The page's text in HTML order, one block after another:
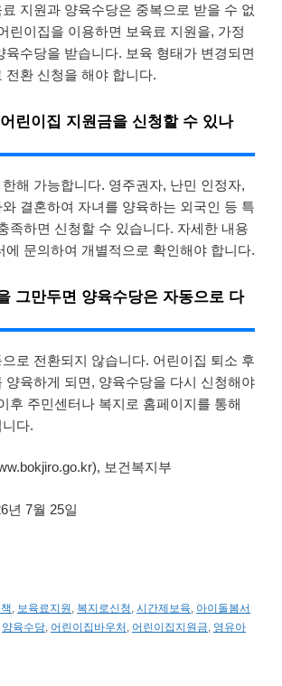
지원과 양육수당은 중복으로 받을 수 없
린이집을 이용하면 보육료 지원을, 가정
육수당을 받습니다. 보육 형태가 변경되면
전환 신청을 해야 합니다.
린이집 지원금을 신청할 수 있나
해 가능합니다. 영주권자, 난민 인정자,
결혼하여 자녀를 양육하는 외국인 등 특
족하면 신청할 수 있습니다. 자세한 내용
에 문의하여 개별적으로 확인해야 합니다.
그만두면 양육수당은 자동으로 다
로 전환되지 않습니다. 어린이집 퇴소 후
양육하게 되면, 양육수당을 다시 신청해야
후 주민센터나 복지로 홈페이지를 통해
다.
보건복지부
년 7월 25일
, 보육료지원 , 복지로신청,시간제보육, 아이돌봄서
양육수당, 어린이집바우처 , 어린이집지원금, 영유아